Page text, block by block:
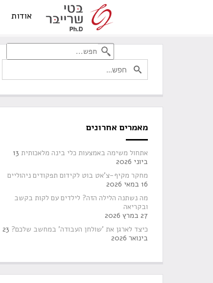
אודות
מאמרים אחרונים
אתחול משימה באמצעות כלי בינה מלאכותית 13
ביוני 2026
מחקר מקיף-צ'אט בוט לקידום תפקודים ניהוליים
16 במאי 2026
מה נשתנה הלילה הזה? לילדים עם לקות בקשב
ובקריאה
27 במרץ 2026
כיצד לארגן את 'שולחן העבודה' במחשב שלכם? 23
בינואר 2026